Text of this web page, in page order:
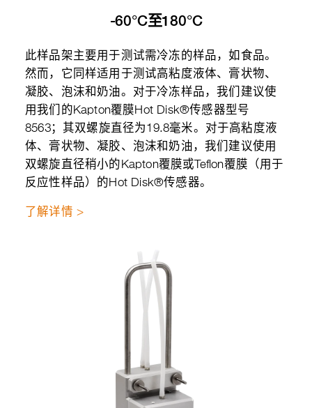
-60°C至180°C
此样品架主要用于测试需冷冻的样品，如食品。
然而，它同样适用于测试高粘度液体、膏状物、
凝胶、泡沫和奶油。对于冷冻样品，我们建议使
用我们的Kapton覆膜Hot Disk®传感器型号
8563；其双螺旋直径为19.8毫米。对于高粘度液
体、膏状物、凝胶、泡沫和奶油，我们建议使用
双螺旋直径稍小的Kapton覆膜或Teflon覆膜（用于
反应性样品）的Hot Disk®传感器。
了解详情 >